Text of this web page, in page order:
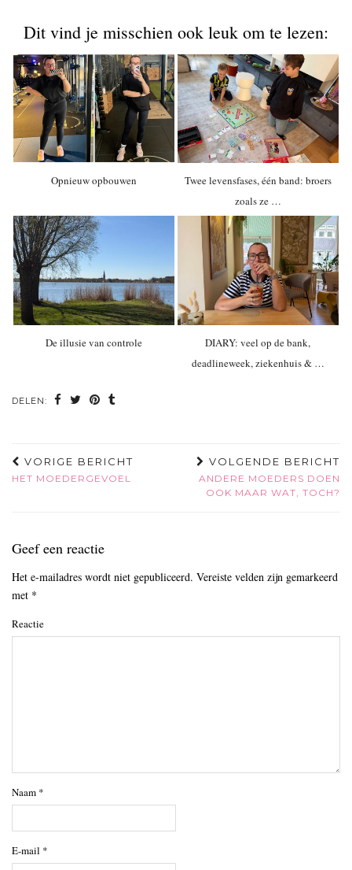
Dit vind je misschien ook leuk om te lezen:
Opnieuw opbouwen
Twee levensfases, één band: broers
zoals ze …
De illusie van controle
DIARY: veel op de bank,
deadlineweek, ziekenhuis & …
DELEN:
VORIGE BERICHT
HET MOEDERGEVOEL
VOLGENDE BERICHT
ANDERE MOEDERS DOEN
OOK MAAR WAT, TOCH?
Geef een reactie
Het e-mailadres wordt niet gepubliceerd. Vereiste velden zijn gemarkeerd
met *
Reactie
Naam *
E-mail *